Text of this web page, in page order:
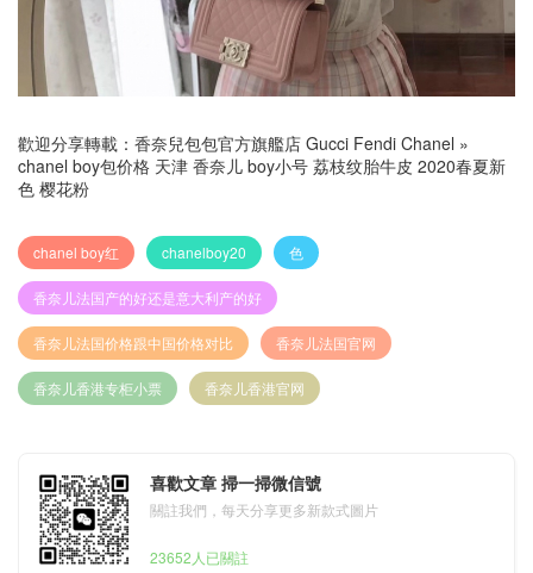
歡迎分享轉載： 香奈兒包包官方旗艦店 Gucci Fendi Chanel »
chanel boy包价格 天津 香奈儿 boy小号 荔枝纹胎牛皮 2020春夏新
色 樱花粉
chanel boy红 chanelboy20 色
香奈儿法国产的好还是意大利产的好
香奈儿法国价格跟中国价格对比 香奈儿法国官网
香奈儿香港专柜小票 香奈儿香港官网
喜歡文章 掃一掃微信號
關註我們，每天分享更多新款式圖片
23652人已關註